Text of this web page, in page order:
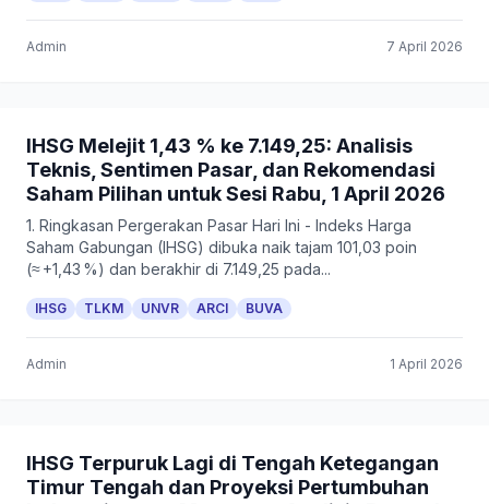
Admin 7 April 2026
IHSG Melejit 1,43 % ke 7.149,25: Analisis
Teknis, Sentimen Pasar, dan Rekomendasi
Saham Pilihan untuk Sesi Rabu, 1 April 2026
1. Ringkasan Pergerakan Pasar Hari Ini - Indeks Harga
Saham Gabungan (IHSG) dibuka naik tajam 101,03 poin
(≈ +1,43 %) dan berakhir di 7.149,25 pada...
IHSG TLKM UNVR ARCI BUVA
Admin 1 April 2026
IHSG Terpuruk Lagi di Tengah Ketegangan
Timur Tengah dan Proyeksi Pertumbuhan